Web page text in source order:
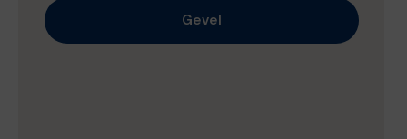
Gevel